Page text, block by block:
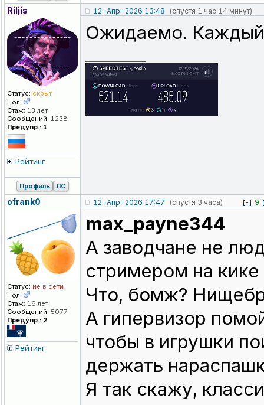
Riljis
Статус: скрыт
Пол:
Стаж: 13 лет
Сообщений: 1238
Предупр.: 1
Рейтинг
12-Апр-2026 13:48 (спустя 1 час 14 минут)
Ожидаемо. Каждый
Профиль ЛС
ofrank0
Статус: не в сети
Пол:
Стаж: 16 лет
Сообщений: 5077
Предупр.: 2
Рейтинг
12-Апр-2026 17:47 (спустя 3 часа) [-] 9
max_payne344
А заводчане не
стримером на
Что, бомж?
А гипервизор
чтобы в игрушки
держать
Я так скажу,